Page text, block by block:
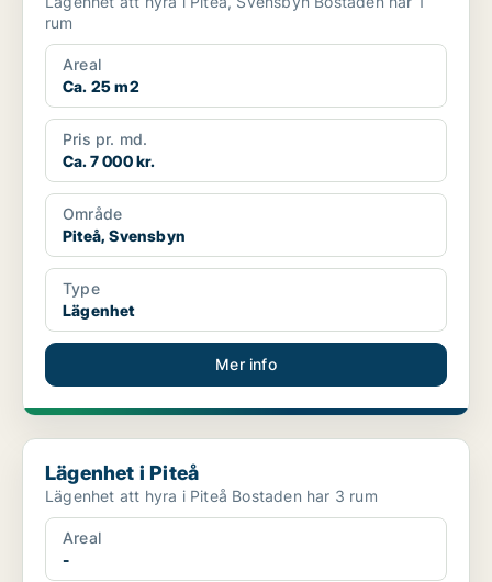
rum
Areal
Ca. 25 m2
Pris pr. md.
Ca. 7 000 kr.
Område
Piteå, Svensbyn
Type
Lägenhet
Mer info
Lägenhet i Piteå
Lägenhet i Piteå
Lägenhet att hyra i Piteå Bostaden har 3 rum
Areal
-